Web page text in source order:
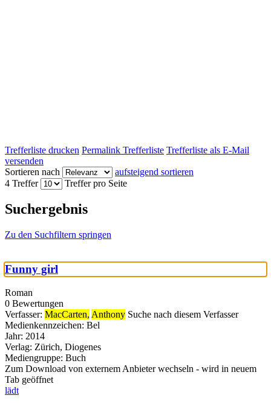
Trefferliste drucken Permalink Trefferliste Trefferliste als E-Mail
versenden
Sortieren nach
aufsteigend sortieren
4 Treffer
Treffer pro Seite
Suchergebnis
Zu den Suchfiltern springen
Funny girl
Roman
0 Bewertungen
Verfasser: MacCarten, Anthony Suche nach diesem Verfasser
Medienkennzeichen: Bel
Jahr: 2014
Verlag: Zürich, Diogenes
Mediengruppe: Buch
Zum Download von externem Anbieter wechseln - wird in neuem
Tab geöffnet
lädt